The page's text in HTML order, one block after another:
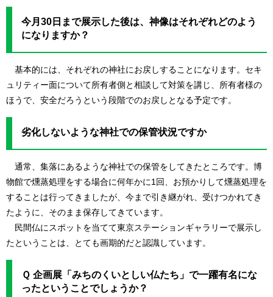
今月30日まで展示した後は、神像はそれぞれどのよう
になりますか？
基本的には、それぞれの神社にお戻しすることになります。セキ
ュリティー面について所有者側と相談して対策を講じ、所有者様の
ほうで、安全だろうという段階でのお戻しとなる予定です。
劣化しないような神社での保管状況ですか
通常、集落にあるような神社での保管をしてきたところです。博
物館で燻蒸処理をする場合に何年かに1回、お預かりして燻蒸処理を
することは行ってきましたが、今まで引き継がれ、受けつかれてき
たように、そのまま保存してきています。
民間仏にスポットを当てて東京ステーションギャラリーで展示し
たということは、とても画期的だと認識しています。
Ｑ 企画展「みちのくいとしい仏たち」で一躍有名にな
ったということでしょうか？